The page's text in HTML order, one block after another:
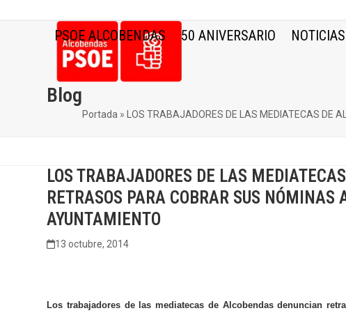
PSOE ALCOBENDAS 50 ANIVERSARIO NOTICIAS
Blog
Portada » LOS TRABAJADORES DE LAS MEDIATECAS DE
LOS TRABAJADORES DE LAS
RETRASOS PARA COBRAR SUS
AYUNTAMIENTO
13 octubre, 2014
Los trabajadores de las mediatecas de Alcobendas denuncian